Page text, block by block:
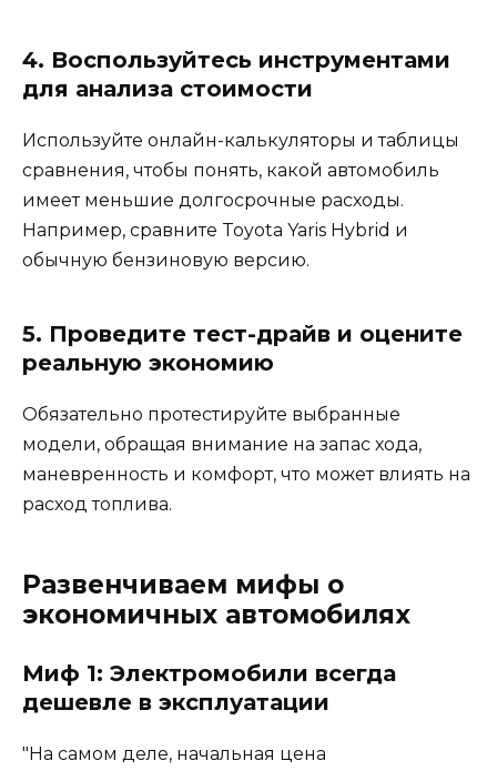
4. Воспользуйтесь инструментами
для анализа стоимости
Используйте онлайн-калькуляторы и таблицы
сравнения, чтобы понять, какой автомобиль
имеет меньшие долгосрочные расходы.
Например, сравните Toyota Yaris Hybrid и
обычную бензиновую версию.
5. Проведите тест-драйв и оцените
реальную экономию
Обязательно протестируйте выбранные
модели, обращая внимание на запас хода,
маневренность и комфорт, что может влиять на
расход топлива.
Развенчиваем мифы о
экономичных автомобилях
Миф 1: Электромобили всегда
дешевле в эксплуатации
На самом деле, начальная цена